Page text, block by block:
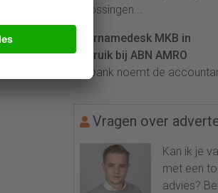
oplossingen...
Overnamedesk MKB in
gebruik bij ABN AMRO
De bank noemt de
Vragen over
Kan ik je
met een
advies?